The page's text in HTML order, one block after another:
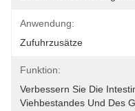
Anwendung:
Zufuhrzusätze
Funktion:
Verbessern Sie Die
Viehbestandes Und Des